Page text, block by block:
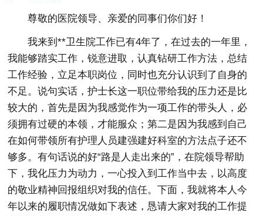
尊敬的医院领导、亲爱的同事们你们好！
我来到**卫生院工作已有4年了，在过去的一年里，
我能够踏实工作，锐意进取，认真钻研工作方法，总结
工作经验，立足本职岗位，同时也充分认识到了自身的
不足。说句实话，护士长这一职位带给我的压力还是比
较大的，首先是因为我感觉作为一项工作的带头人，必
须拥有过硬的本领，才能服众；第二是因为我感到自己
在如何带领所有护理人员建强建好科室的方法点子还不
够多。有句话说的好“路是人走出来的”，在院领导帮助
下，我化压力为动力，一心投入到工作当中去，以高度
的敬业精神回报组织对我的信任。下面，我就将本人今
年以来的履职情况做如下表述，恳请大家对我的工作提